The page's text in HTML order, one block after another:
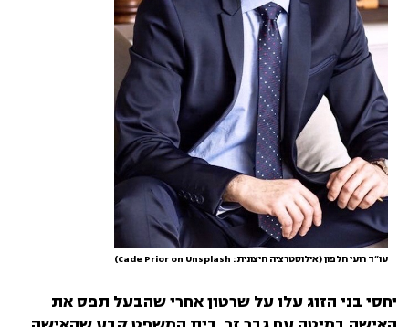
עו״ד רועי חלפון (אילוסטרציה חיצונית: Cade Prior on Unsplash)
יחסי בני הזוג עלו על שרטון אחרי שהבעל תפס את